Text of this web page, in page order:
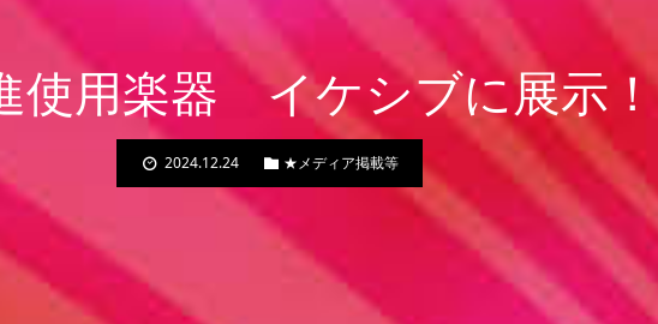
使用楽器 イケシブに展示！
2024.12.24 ★メディア掲載等